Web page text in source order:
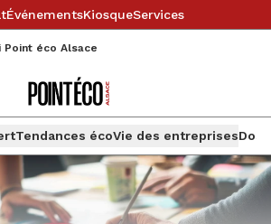
ÉvénementsKiosqueServices
éco Alsace
Tendances écoVie des entreprises